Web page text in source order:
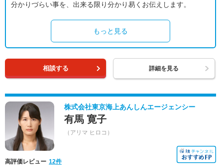
分かりづらい事を、出来る限り分かり易くお伝えします。
もっと見る
相談する 詳細を見る
株式会社東京海上あんしんエージェンシー
有馬 寛子
（アリマ ヒロコ）
高評価レビュー 12件